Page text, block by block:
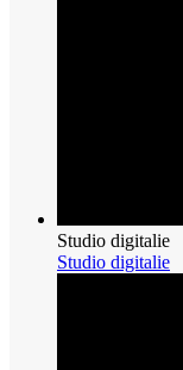
Studio digitalie
Studio digitalie